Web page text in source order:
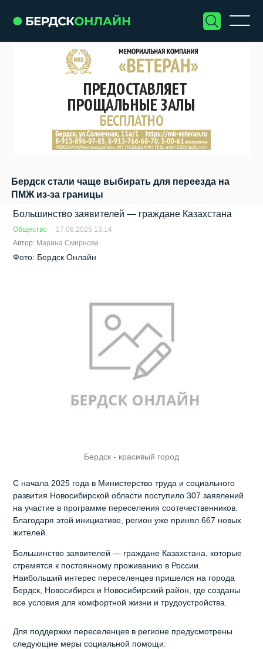
Бердск стали чаще выбирать для переезда на
ПМЖ из-за границы
Большинство заявителей — граждане Казахстана
Общество
17.06.2025 13:14
Автор: Марина Смирнова
Фото: Бердск Онлайн
Бердск - красивый город
С начала 2025 года в Министерство труда и социального
развития Новосибирской области поступило 307 заявлений
на участие в программе переселения соотечественников.
Благодаря этой инициативе, регион уже принял 667 новых
жителей.
Большинство заявителей — граждане Казахстана, которые
стремятся к постоянному проживанию в России.
Наибольший интерес переселенцев пришелся на города
Бердск, Новосибирск и Новосибирский район, где созданы
все условия для комфортной жизни и трудоустройства.
Для поддержки переселенцев в регионе предусмотрены
следующие меры социальной помощи: